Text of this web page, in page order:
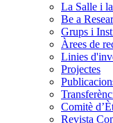
La Salle i
Be a
Grups i
Àrees de
Linies
Projectes
Comitè
Revista